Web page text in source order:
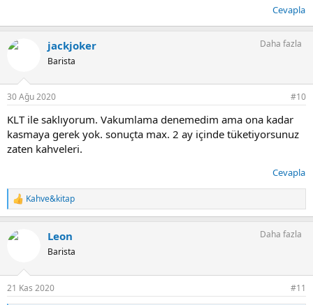
Cevapla
jackjoker
Barista
Daha fazla
30 Ağu 2020 #10
KLT ile saklıyorum. Vakumlama denemedim ama ona kadar
kasmaya gerek yok. sonuçta max. 2 ay içinde tüketiyorsunuz
zaten kahveleri.
Cevapla
T
e
k
Kahve&kitap
Leon
Barista
Daha fazla
21 Kas 2020 #11